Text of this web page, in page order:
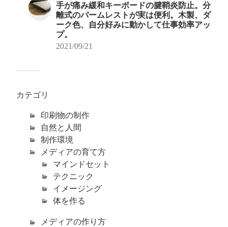
手が痛み緩和キーボードの腱鞘炎防止。分
離式のパームレストが実は便利。木製、ダ
ーク色、自分好みに動かして仕事効率アッ
プ。
2021/09/21
カテゴリ
印刷物の制作
自然と人間
制作環境
メディアの育て方
マインドセット
テクニック
イメージング
体を作る
メディアの作り方